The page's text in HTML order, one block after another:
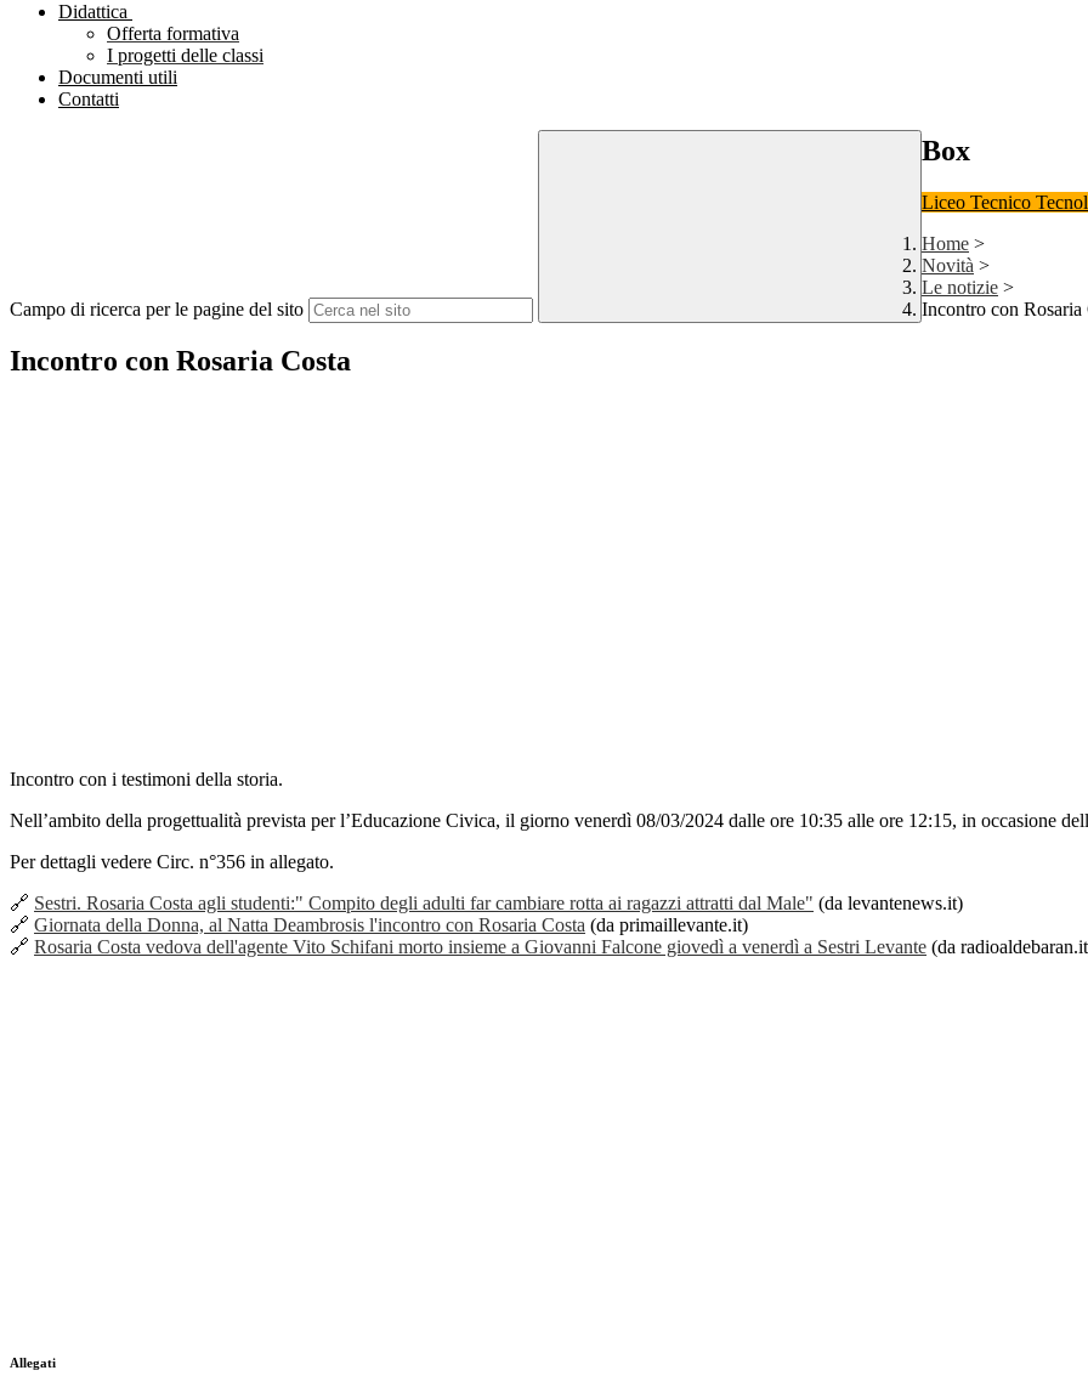
Didattica
Offerta formativa
I progetti delle classi
Documenti utili
Contatti
Campo di ricerca per le pagine del sito
Box
Liceo Tecnico
Home >
Novità >
Le notizie >
Incontro con Rosaria
Incontro con Rosaria Costa
Incontro con i testimoni della storia.
Nell’ambito della progettualità prevista per l’Educazione Civica, il giorno venerdì 08/03/2024 dalle ore 10:35 alle ore 12:15, in occasione
Per dettagli vedere Circ. n°356 in allegato.
🔗 Sestri. Rosaria Costa agli studenti:" Compito degli adulti far cambiare rotta ai ragazzi attratti dal Male" (da levantenews.it)
🔗 Giornata della Donna, al Natta Deambrosis l'incontro con Rosaria Costa (da primaillevante.it)
🔗 Rosaria Costa vedova dell'agente Vito Schifani morto insieme a Giovanni Falcone giovedì a venerdì a Sestri Levante (da
Allegati